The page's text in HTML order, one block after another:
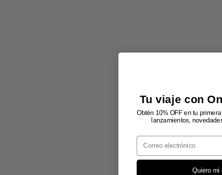
Tu viaje con
Obtén 10% OFF en tu
lanzamientos,
Email
Quiero mi